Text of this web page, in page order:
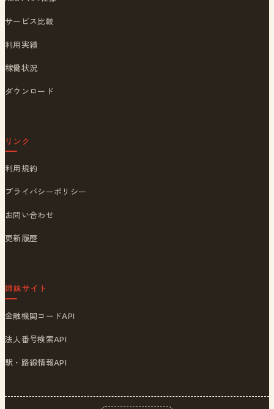
サービス比較
利用実績
稼働状況
ダウンロード
リンク
利用規約
プライバシーポリシー
お問い合わせ
更新履歴
姉妹サイト
金融機関コードAPI
法人番号検索API
駅・路線情報API